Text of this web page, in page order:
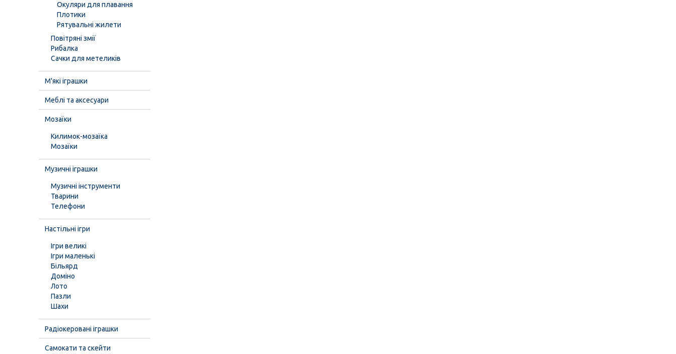
Окуляри для плавання
Плотики
Рятувальні жилети
Повітряні змії
Рибалка
Сачки для метеликів
М'які іграшки
Меблі та аксесуари
Мозаїки
Килимок-мозаїка
Мозаїки
Музичні іграшки
Музичні інструменти
Тварини
Телефони
Настільні ігри
Ігри великі
Ігри маленькі
Більярд
Доміно
Лото
Пазли
Шахи
Радіокеровані іграшки
Самокати та скейти